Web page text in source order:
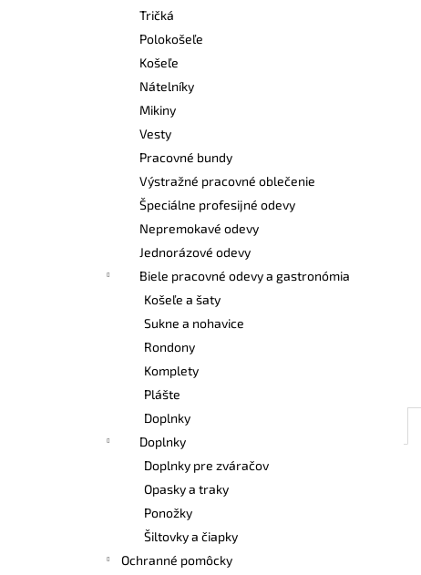
Tričká
Polokošeľe
Košeľe
Nátelníky
Mikiny
Vesty
Pracovné bundy
Výstražné pracovné oblečenie
Špeciálne profesijné odevy
Nepremokavé odevy
Jednorázové odevy
Biele pracovné odevy a gastronómia
Košeľe a šaty
Sukne a nohavice
Rondony
Komplety
Plášte
Doplnky
Doplnky
Doplnky pre zváračov
Opasky a traky
Ponožky
Šiltovky a čiapky
Ochranné pomôcky
BEZPEČNOSTNÉ POLTOPÁNKY UVEX 2
6938 S1 P SRC S BOA® FIT SYSTEM
€120,60